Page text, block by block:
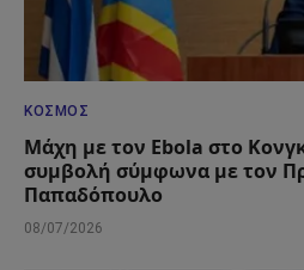
ΚΌΣΜΟΣ
Μάχη με τον Ebola στο
συμβολή σύμφωνα με τον
Παπαδόπουλο
08/07/2026